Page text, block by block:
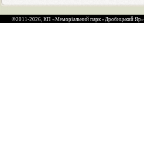
©2011-2026, КП «Меморіальний парк «Дробицький Яр»